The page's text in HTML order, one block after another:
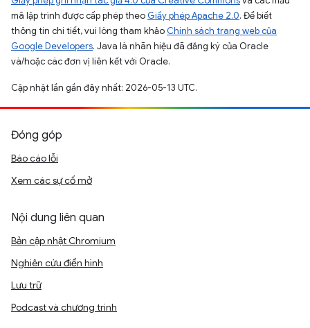
mã lập trình được cấp phép theo Giấy phép Apache 2.0. Để biết
thông tin chi tiết, vui lòng tham khảo Chính sách trang web của
Google Developers. Java là nhãn hiệu đã đăng ký của Oracle
và/hoặc các đơn vị liên kết với Oracle.
Cập nhật lần gần đây nhất: 2026-05-13 UTC.
Đóng góp
Báo cáo lỗi
Xem các sự cố mở
Nội dung liên quan
Bản cập nhật Chromium
Nghiên cứu điển hình
Lưu trữ
Podcast và chương trình